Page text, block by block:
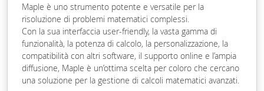
Maple è uno strumento potente e versatile per la
risoluzione di problemi matematici complessi.
Con la sua interfaccia user-friendly, la vasta gamma di
funzionalità, la potenza di calcolo, la personalizzazione, la
compatibilità con altri software, il supporto online e l’ampia
diffusione, Maple è un’ottima scelta per coloro che cercano
una soluzione per la gestione di calcoli matematici avanzati.